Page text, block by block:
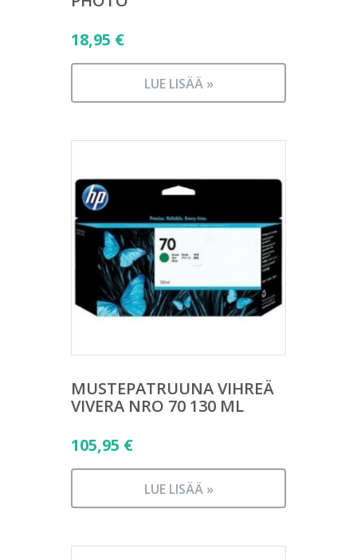
18,95 €
LUE LISÄÄ »
MUSTEPATRUUNA VIHREÄ
VIVERA NRO 70 130 ML
105,95 €
LUE LISÄÄ »